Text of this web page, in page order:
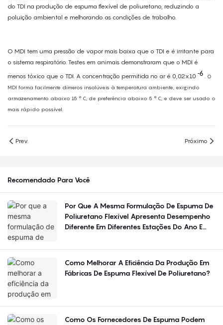
do TDI na produção de espuma flexível de poliuretano, reduzindo a
poluição ambiental e melhorando as condições de trabalho.
O MDI tem uma pressão de vapor mais baixa que o TDI e é irritante para
o sistema respiratório. Testes em animais demonstraram que o MDI é
menos tóxico que o TDI. A concentração permitida no ar é 0,02x10 -6
. O
MDI forma facilmente dímeros insolúveis à temperatura ambiente, exigindo
armazenamento abaixo 15 ° C, de preferência abaixo 5 ° C, e deve ser usado o
mais rápido possível.
Prev. Próximo
Recomendado Para Você
Por Que A Mesma Formulação De Espuma De
Poliuretano Flexível Apresenta Desempenho
Diferente Em Diferentes Estações Do Ano E
Como Melhorar A Eficiência Da Produção Em
Fábricas De Espuma Flexível De Poliuretano?
Como Os Fornecedores De Espuma Podem